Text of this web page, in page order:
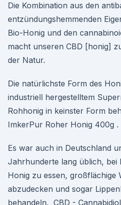
Die Kombination aus den
entzündungshemmenden
Bio-Honig und den
macht unseren CBD [honig]
der Natur.
Die natürlichste Form des
industriell hergestelltem
Rohhonig in keinster Form
ImkerPur Roher Honig 400g .
Es war auch in Deutschland
Jahrhunderte lang üblich, bei
Honig zu essen, großflächige
abzudecken und sogar
behandeln. ️ CBD -